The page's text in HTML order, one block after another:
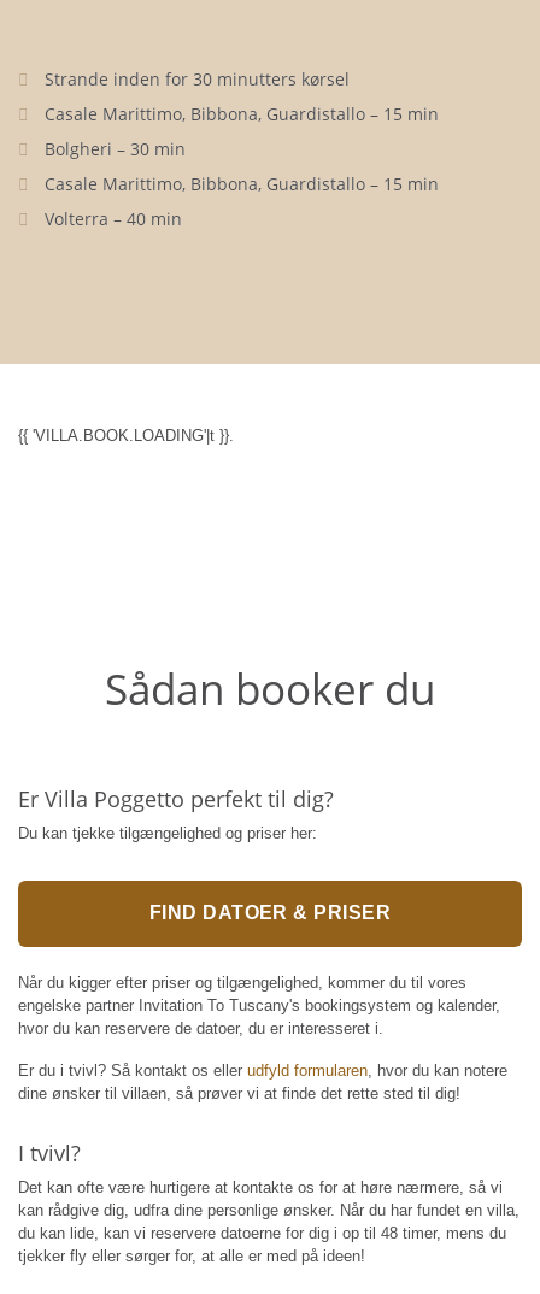
Strande inden for 30 minutters kørsel
Casale Marittimo, Bibbona, Guardistallo – 15 min
Bolgheri – 30 min
Casale Marittimo, Bibbona, Guardistallo – 15 min
Volterra – 40 min
{{ 'VILLA.BOOK.LOADING'|t }}.
Sådan booker du
Er Villa Poggetto perfekt til dig?
Du kan tjekke tilgængelighed og priser her:
FIND DATOER & PRISER
Når du kigger efter priser og tilgængelighed, kommer du til vores
engelske partner Invitation To Tuscany's bookingsystem og kalender,
hvor du kan reservere de datoer, du er interesseret i.
Er du i tvivl? Så kontakt os eller udfyld formularen , hvor du kan notere
dine ønsker til villaen, så prøver vi at finde det rette sted til dig!
I tvivl?
Det kan ofte være hurtigere at kontakte os for at høre nærmere, så vi
kan rådgive dig, udfra dine personlige ønsker. Når du har fundet en villa,
du kan lide, kan vi reservere datoerne for dig i op til 48 timer, mens du
tjekker fly eller sørger for, at alle er med på ideen!